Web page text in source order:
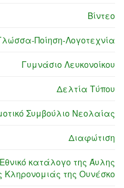
Βίντεο
Ποίηση-Λογοτεχνία
Γυμνάσιο Λευκονοίκου
Δελτία Τύπου
Συμβούλιο Νεολαίας
Διαφώτιση
κατάλογο της Άυλης
Κληρονομιάς της Ουνέσκο